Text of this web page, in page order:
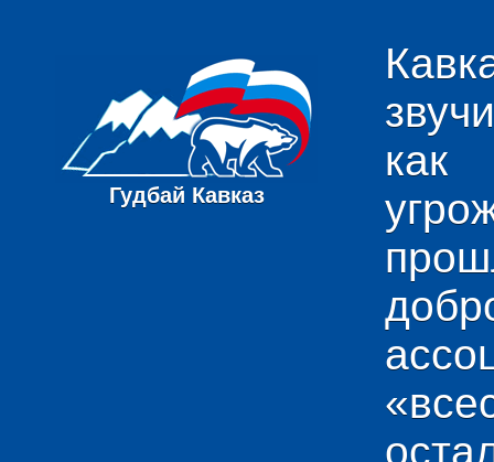
Гудбай Кавказ